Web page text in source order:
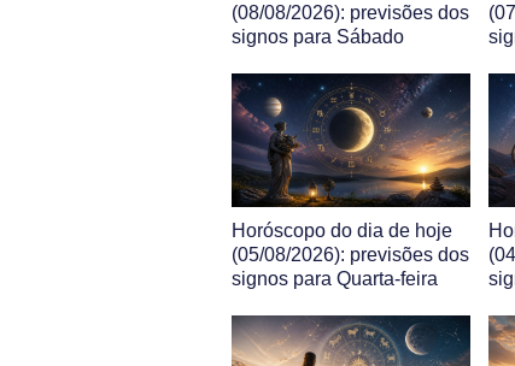
(08/08/2026): previsões dos
signos para Sábado
Horóscopo do dia de hoje
(05/08/2026): previsões dos
signos para Quarta-feira